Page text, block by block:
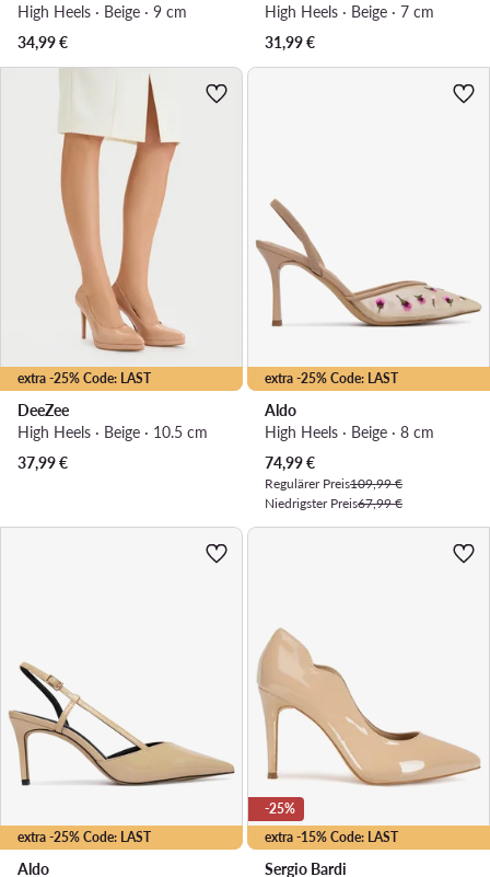
High Heels · Beige · 9 cm
34,99€
High Heels · Beige · 7 cm
31,99€
extra -25% Code: LAST
DeeZee
High Heels · Beige · 10.5 cm
37,99€
extra -25% Code: LAST
Aldo
High Heels · Beige · 8 cm
Aktueller Preis
74,99€
Regulärer Preis109,99 €
Niedrigster Preis67,99 €
extra -25% Code: LAST
Aldo
extra -15% Code: LAST
-25%
Sergio Bardi